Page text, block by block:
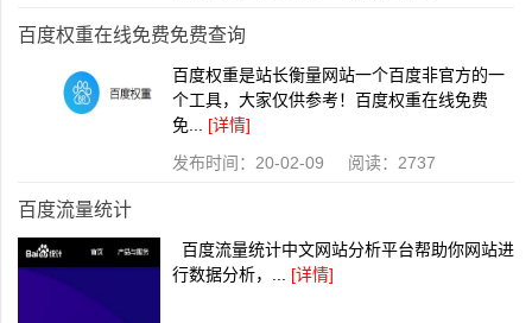
百度权重在线免费免费查询
百度权重是站长衡量网站一个百度非官方的一
个工具，大家仅供参考！百度权重在线免费
免... [详情]
发布时间：20-02-09 阅读：2737
百度流量统计
百度流量统计中文网站分析平台帮助你网站进
行数据分析，... [详情]